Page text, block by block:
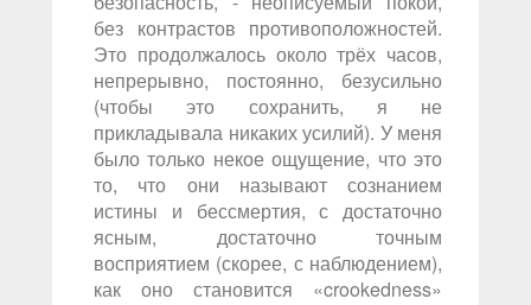
без контрастов противоположностей.
Это продолжалось около трёх часов,
непрерывно, постоянно, безусильно
(чтобы это сохранить, я не
прикладывала никаких усилий). У меня
было только некое ощущение, что это
то, что они называют сознанием
истины и бессмертия, с достаточно
ясным, достаточно точным
восприятием (скорее, с наблюдением),
как оно становится «crookedness»